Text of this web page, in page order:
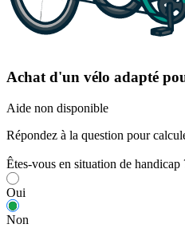
Achat d'un vélo adapté
Aide non disponible
Répondez à la question pour
Êtes-vous en situation de handicap
Oui
Non